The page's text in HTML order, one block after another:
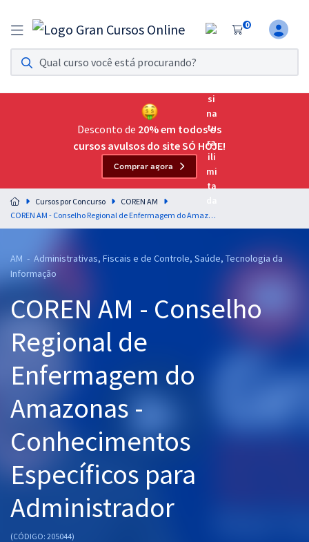
0
Assinatura Ilimitada 11
Acesso a todos os cursos. Teste grátis por 7 dias!
Assinatura OAB Até Passar
Acesso ilimitado a toda preparação para o Exame da
Residências Multiprofissionais
Preparação completa e intensiva para as principais
residências em saúde do Brasil
Assinatura Ilimitada
Graduação
OAB
Mentorias
Questões grátis
Conteúdo gratuito
Blog
Aprovados
Desconto de 20% em todos os
cursos avulsos do site SÓ HOJE!
Comprar agora
Cursos por Concurso
COREN AM
COREN AM - Conselho Regional de Enfermagem do Amazonas - Conhecimentos Específicos para Administrador
AM - Administrativas, Fiscais e de Controle, Saúde, Tecnologia da
Informação
COREN AM - Conselho
Regional de
Enfermagem do
Amazonas -
Conhecimentos
Específicos para
Administrador
(CÓDIGO: 205044)